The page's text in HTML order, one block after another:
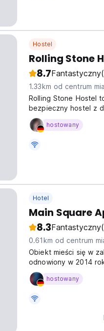
Hostel
Rolling Stone
8.7Fantastyczny
1.33km od centrum
Rolling Stone Hostel
bezpieczny hostel z
centrum...
hostowany
Hotel
Main Square
8.3Fantastyczny
0.61km od centrum
Obiekt mieści się w
odnowiony w 2014
prawdopodobnie
hostowany